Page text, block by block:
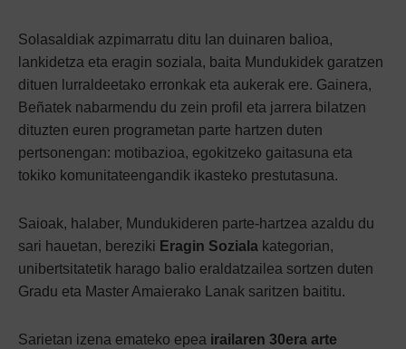
Solasaldiak azpimarratu ditu lan duinaren balioa,
lankidetza eta eragin soziala, baita Mundukidek garatzen
dituen lurraldeetako erronkak eta aukerak ere. Gainera,
Beñatek nabarmendu du zein profil eta jarrera bilatzen
dituzten euren programetan parte hartzen duten
pertsonengan: motibazioa, egokitzeko gaitasuna eta
tokiko komunitateengandik ikasteko prestutasuna.
Saioak, halaber, Mundukideren parte-hartzea azaldu du
sari hauetan, bereziki Eragin Soziala kategorian,
unibertsitatetik harago balio eraldatzailea sortzen duten
Gradu eta Master Amaierako Lanak saritzen baititu.
Sarietan izena emateko epea irailaren 30era arte